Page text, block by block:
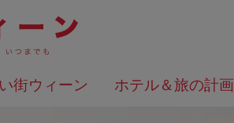
街ウィーン ホテル＆旅の計画